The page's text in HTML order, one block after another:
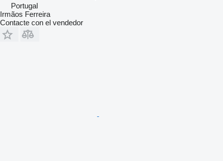
Portugal
Irmãos Ferreira
Contacte con el vendedor